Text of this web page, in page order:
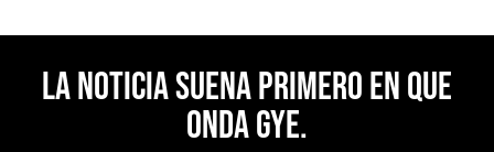
La noticia suena primero en Que
Onda Gye.